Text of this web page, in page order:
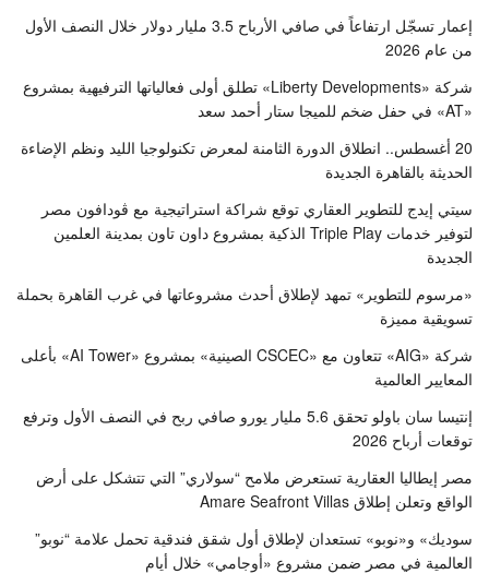
إعمار تسجّل ارتفاعاً في صافي الأرباح 3.5 مليار دولار خلال النصف الأول
من عام 2026
شركة «Liberty Developments» تطلق أولى فعالياتها الترفيهية بمشروع
«AT» في حفل ضخم للميجا ستار أحمد سعد
20 أغسطس.. انطلاق الدورة الثامنة لمعرض تكنولوجيا الليد ونظم الإضاءة
الحديثة بالقاهرة الجديدة
سيتي إيدج للتطوير العقاري توقع شراكة استراتيجية مع ڤودافون مصر
لتوفير خدمات Triple Play الذكية بمشروع داون تاون بمدينة العلمين
الجديدة
«مرسوم للتطوير» تمهد لإطلاق أحدث مشروعاتها في غرب القاهرة بحملة
تسويقية مميزة
شركة «AIG» تتعاون مع «CSCEC الصينية» بمشروع «AI Tower» بأعلى
المعايير العالمية
إنتيسا سان باولو تحقق 5.6 مليار يورو صافي ربح في النصف الأول وترفع
توقعات أرباح 2026
مصر إيطاليا العقارية تستعرض ملامح “سولاري” التي تتشكل على أرض
الواقع وتعلن إطلاق Amare Seafront Villas
سوديك» و«نوبو» تستعدان لإطلاق أول شقق فندقية تحمل علامة “نوبو”
العالمية في مصر ضمن مشروع «أوجامي» خلال أيام